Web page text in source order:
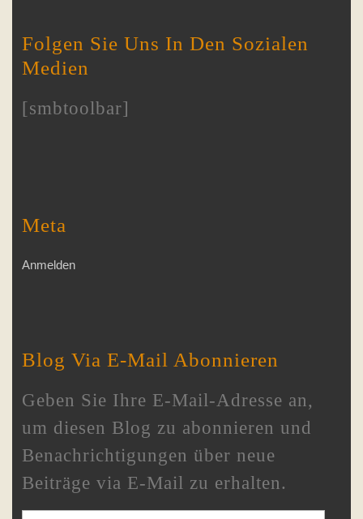
Folgen Sie Uns In Den Sozialen
Medien
[smbtoolbar]
Meta
Anmelden
Blog Via E-Mail Abonnieren
Geben Sie Ihre E-Mail-Adresse an,
um diesen Blog zu abonnieren und
Benachrichtigungen über neue
Beiträge via E-Mail zu erhalten.